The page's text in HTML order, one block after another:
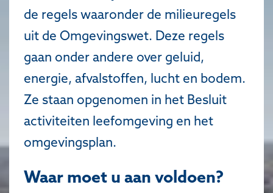
de regels waaronder de milieuregels
uit de Omgevingswet. Deze regels
gaan onder andere over geluid,
energie, afvalstoffen, lucht en bodem.
Ze staan opgenomen in het Besluit
activiteiten leefomgeving en het
omgevingsplan.
Waar moet u aan voldoen?